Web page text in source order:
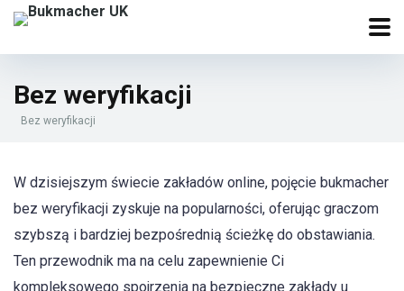
Bez weryfikacji
Bez weryfikacji
W dzisiejszym świecie zakładów online, pojęcie bukmacher
bez weryfikacji zyskuje na popularności, oferując graczom
szybszą i bardziej bezpośrednią ścieżkę do obstawiania.
Ten przewodnik ma na celu zapewnienie Ci
kompleksowego spojrzenia na bezpieczne zakłady u